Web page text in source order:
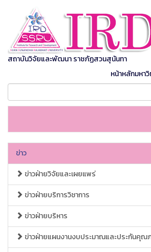
สถาบันวิจัยและพัฒนา ราชภัฏสวนสุนันทา
หน้าหลักมหา
ข่าว
ข่าวฝ่ายวิจัยและเผยแพร่
ข่าวฝ่ายบริการวิชาการ
ข่าวฝ่ายบริหาร
ข่าวฝ่ายแผนงานงบประมาณและประกันคุณ